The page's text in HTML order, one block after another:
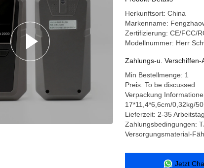
Herkunftsort: China
Markenname:
Zertifizierung: CE/FCC/
Modellnummer: Herr
Zahlungs-u. Verschiffen-
Min Bestellmenge: 1
Preis: To be discussed
Verpackung
17*11,4*6,6cm/0,32kg/
Lieferzeit: 2-35
Zahlungsbedingungen:
Versorgungsmaterial-
Jetzt